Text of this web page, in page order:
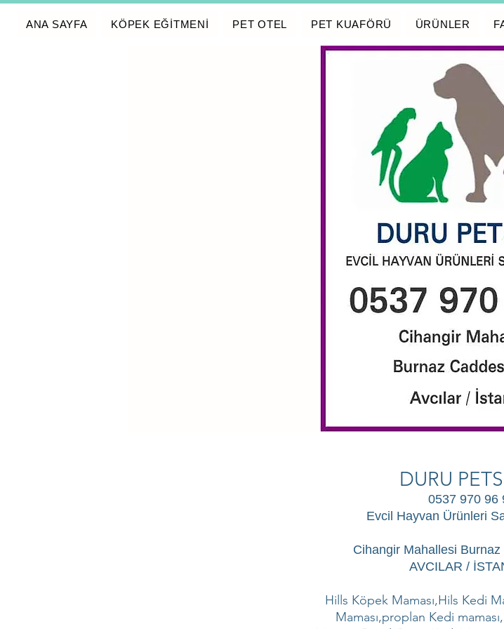
ANA SAYFA KÖPEK EĞİTMENİ PET OTEL PET KUAFÖRÜ ÜRÜNLER
DURU
0537 970 96
Evcil Hayvan Ürünleri
Cihangir Mahallesi
AVCILAR /
Hills Köpek Maması,Hils Kedi
Maması,proplan Kedi